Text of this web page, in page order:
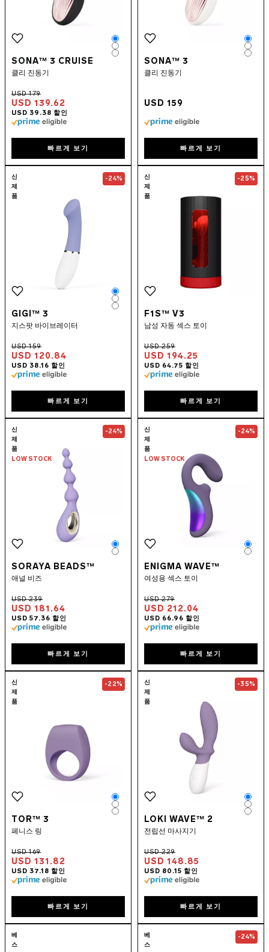
SONA™ 3 CRUISE
클리 진동기
USD 139.62
Color
Color
Color
빠르게 보기
SONA™ 3
클리 진동기
USD 159
빠르게 보기
Go to theGIGI™ 3page
신
제
품
-24%
GIGI™ 3
지스팟 바이브레이터
USD 120.84
Color
Color
Color
빠르게 보기
Go to the
신
제
품
-25%
F1S™ V3
남성 자동 섹스 토이
USD 194.25
빠르게 보기
Go to theSORAYA Beads™
신
제
품
LOW STOCK
-24%
SORAYA BEADS™
애널 비즈
USD 181.64
Color
Color
빠르게 보기
Go to the
신
제
품
LOW STOCK
-24%
ENIGMA WAVE™
여성용 섹스 토이
USD 212.04
빠르게 보기
Go to theTOR™ 3page
신
제
품
-22%
TOR™ 3
페니스 링
USD 131.82
Color
Color
Color
빠르게 보기
Go to the
신
제
품
-35%
LOKI WAVE™ 2
전립선 마사지기
USD 148.85
빠르게 보기
TIANI™ 3
베
스
Go to the
베
스
-24%